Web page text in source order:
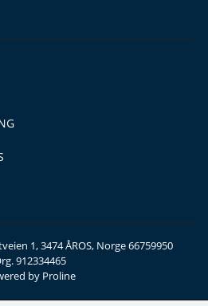
1, 3474 ÅROS, Norge 66759950
912334465
by Proline